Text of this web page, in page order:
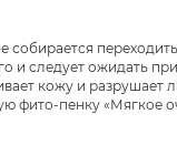
и следует ожидать
кожу и разрушает
фито-пенку «Мягкое